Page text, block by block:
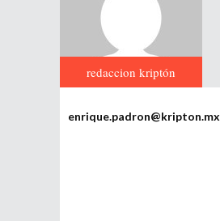
redaccion kriptón
enrique.padron@kripton.mx